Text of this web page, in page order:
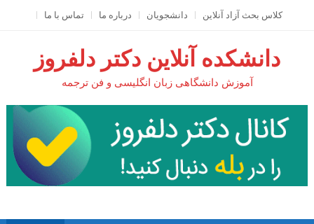
کلاس بحث آزاد آنلاين دانشجویان درباره ما تماس با ما
دانشکده آنلاین دکتر دلفروز
آموزش دانشگاهی زبان انگلیسی و فن ترجمه